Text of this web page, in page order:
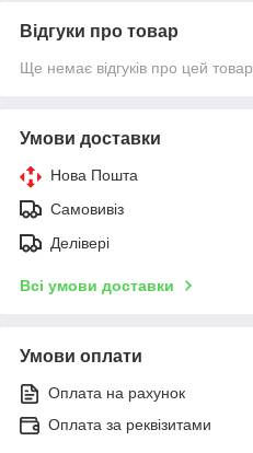
Відгуки про товар
Ще немає відгуків про цей товар
Умови доставки
Нова Пошта
Самовивіз
Делівері
Всі умови доставки
Умови оплати
Оплата на рахунок
Оплата за реквізитами